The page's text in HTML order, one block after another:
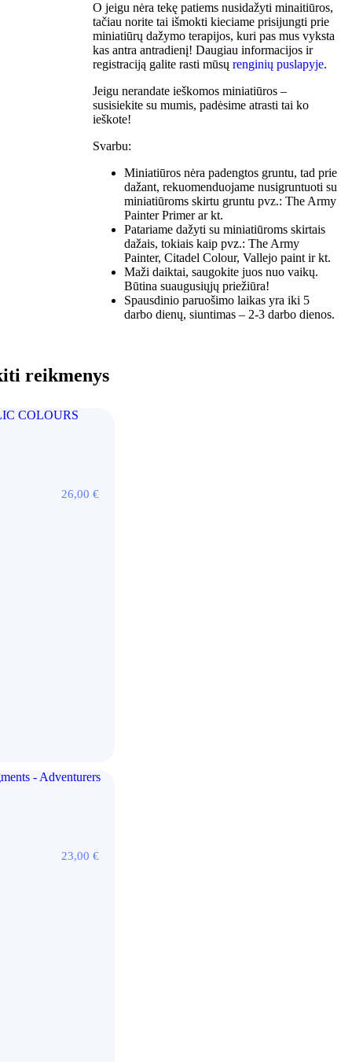
O jeigu nėra tekę patiems nusidažyti minaitiūros,
tačiau norite tai išmokti kieciame prisijungti prie
miniatiūrų dažymo terapijos, kuri pas mus vyksta
kas antra antradienį! Daugiau informacijos ir
registraciją galite rasti mūsų renginių puslapyje.
Jeigu nerandate ieškomos miniatiūros –
susisiekite su mumis, padėsime atrasti tai ko
ieškote!
Svarbu:
Miniatiūros nėra padengtos gruntu, tad prie
dažant, rekuomenduojame nusigruntuoti su
miniatiūroms skirtu gruntu pvz.: The Army
Painter Primer ar kt.
Patariame dažyti su miniatiūroms skirtais
dažais, tokiais kaip pvz.: The Army
Painter, Citadel Colour, Vallejo paint ir kt.
Maži daiktai, saugokite juos nuo vaikų.
Būtina suaugusiųjų priežiūra!
Spausdinio paruošimo laikas yra iki 5
darbo dienų, siuntimas – 2-3 darbo dienos.
reikmenys
26,00 €
23,00 €